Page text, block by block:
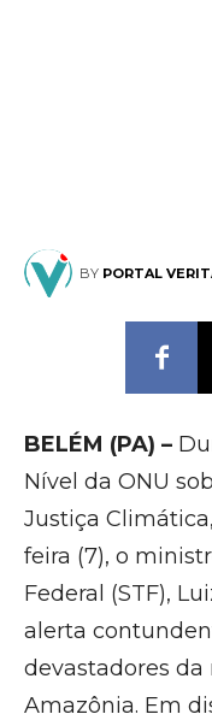
BY PORTAL
BELÉM (PA) –
Nível da ONU
Justiça
feira (7), o
Federal (STF),
alerta
devastadores
Amazônia. Em